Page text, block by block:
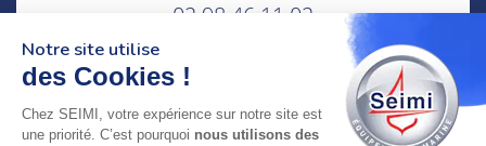
02 98 46 11 02
adresse : 75 Rue Amiral Troude,
29200 Brest FRANCE
Notre site utilise
des Cookies !
Chez SEIMI, votre expérience sur notre site est
une priorité. C’est pourquoi nous utilisons des